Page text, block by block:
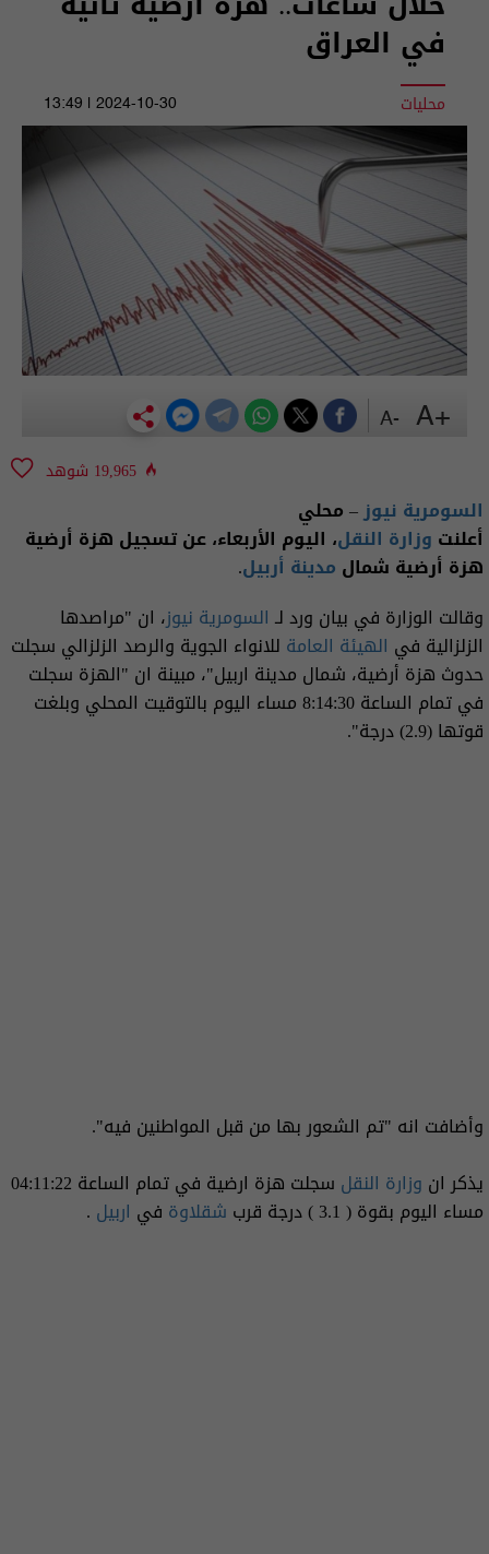
في العراق
محليات 2024-10-30 | 13:49
19,965 شوهد
السومرية نيوز– محلي
أعلنت وزارة النقل، اليوم الأربعاء، عن تسجيل هزة أرضية
هزة أرضية شمال مدينة أربيل.
وقالت الوزارة في بيان ورد لـ السومرية نيوز، ان "مراصدها
الزلزالية في الهيئة العامة للانواء الجوية والرصد الزلزالي سجلت
حدوث هزة أرضية، شمال مدينة اربيل‎"، مبينة ان "الهزة سجلت
في تمام الساعة ‎ 8:14:30‎مساء اليوم بالتوقيت المحلي وبلغت
قوتها (2.9) درجة".
وأضافت انه "تم الشعور بها من قبل المواطنين فيه".
يذكر ان وزارة النقل
سجلت هزة ارضية في تمام الساعة ‎04:11:22
مساء اليوم بقوة ( 3.1 ) درجة قرب
شقلاوة في اربيل .
+A
-A